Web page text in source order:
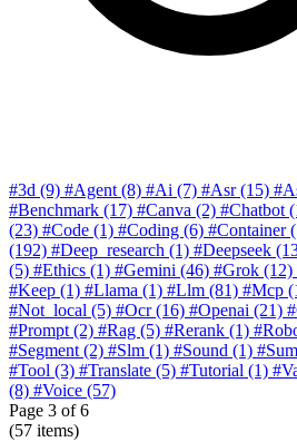
#3d (9) #Agent (8) #Ai (7) #Asr(15)
#Benchmark (17) #Canva (2) #Chatbot
(23) #Code (1) #Coding (6) #Container
(192) #Deep_research (1) #Deepseek
(5) #Ethics (1) #Gemini (46) #Grok (12)
#Keep (1) #Llama (1) #Llm (81) #Mcp
#Not_local (5) #Ocr(16) #Openai (21)
#Prompt (2) #Rag (5) #Rerank (1)
#Segment (2) #Slm (1) #Sound (1)
#Tool (3) #Translate (5) #Tutorial (1)
(8) #Voice (57)
Page 3 of 6
(57 items)